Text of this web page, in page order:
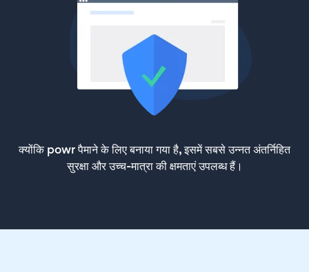
क्योंकि powr पैमाने के लिए बनाया गया है, इसमें सबसे उन्नत अंतर्निहित
सुरक्षा और उच्च-मात्रा की क्षमताएं उपलब्ध हैं।